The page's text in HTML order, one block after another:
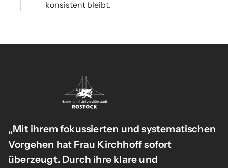
konsistent bleibt.
„Mit ihrem fokussierten und systematischen
Vorgehen hat Frau Kirchhoff sofort
überzeugt. Durch ihre klare und